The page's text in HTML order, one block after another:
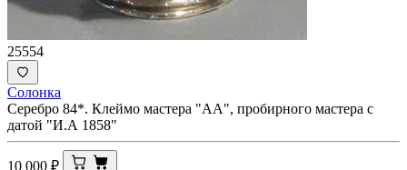
25554
Солонка
Серебро 84*. Клеймо мастера "АА", пробирного мастера с
датой "И.А 1858"
10 000 ₽